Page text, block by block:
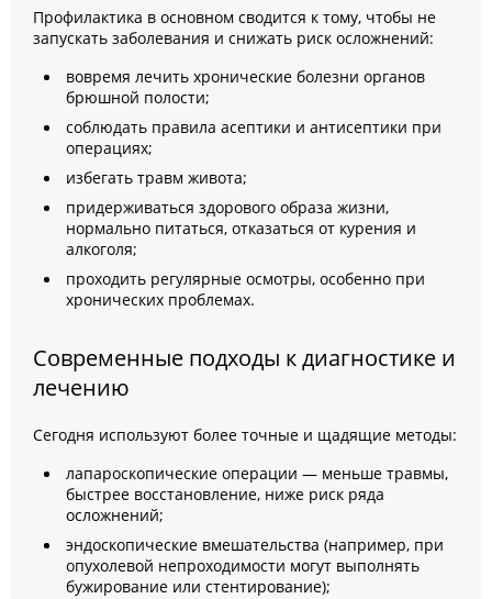
Профилактика в основном сводится к тому, чтобы не
запускать заболевания и снижать риск осложнений:
вовремя лечить хронические болезни органов
брюшной полости;
соблюдать правила асептики и антисептики при
операциях;
избегать травм живота;
придерживаться здорового образа жизни,
нормально питаться, отказаться от курения и
алкоголя;
проходить регулярные осмотры, особенно при
хронических проблемах.
Современные подходы к диагностике и
лечению
Сегодня используют более точные и щадящие методы:
лапароскопические операции — меньше травмы,
быстрее восстановление, ниже риск ряда
осложнений;
эндоскопические вмешательства (например, при
опухолевой непроходимости могут выполнять
бужирование или стентирование);